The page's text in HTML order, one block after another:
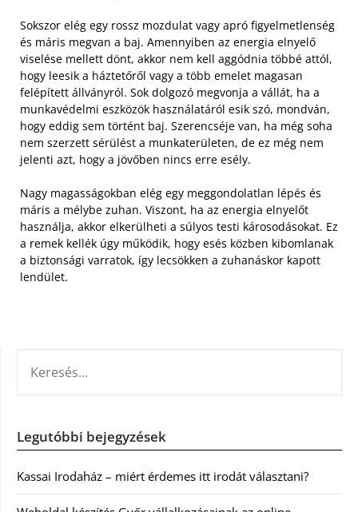
Sokszor elég egy rossz mozdulat vagy apró figyelmetlenség
és máris megvan a baj. Amennyiben az energia elnyelő
viselése mellett dönt, akkor nem kell aggódnia többé attól,
hogy leesik a háztetőről vagy a több emelet magasan
felépített állványról. Sok dolgozó megvonja a vállát, ha a
munkavédelmi eszközök használatáról esik szó, mondván,
hogy eddig sem történt baj. Szerencséje van, ha még soha
nem szerzett sérülést a munkaterületen, de ez még nem
jelenti azt, hogy a jövőben nincs erre esély.
Nagy magasságokban elég egy meggondolatlan lépés és
máris a mélybe zuhan. Viszont, ha az energia elnyelőt
használja, akkor elkerülheti a súlyos testi károsodásokat. Ez
a remek kellék úgy működik, hogy esés közben kibomlanak
a biztonsági varratok, így lecsökken a zuhanáskor kapott
lendület.
Legutóbbi bejegyzések
Kassai Irodaház – miért érdemes itt irodát választani?